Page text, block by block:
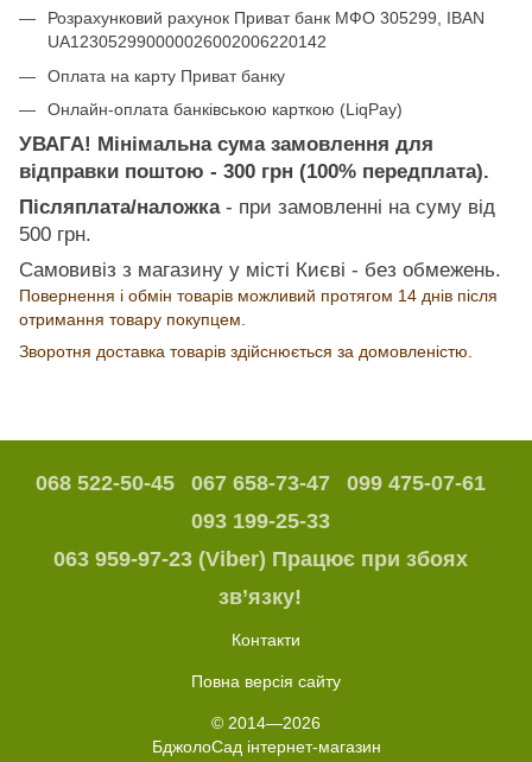
Розрахунковий рахунок Приват банк МФО 305299, IBAN
UA123052990000026002006220142
Оплата на карту Приват банку
Онлайн-оплата банківською карткою (LiqPay)
УВАГА! Мінімальна сума замовлення для
відправки поштою - 300 грн (100% передплата).
Післяплата/наложка- при замовленні на суму від
500 грн.
Самовивіз з магазину у місті Києві - без обмежень.
Повернення і обмін товарів можливий протягом 14 днів після
отримання товару покупцем.
Зворотня доставка товарів здійснюється за домовленістю.
068 522-50-45 067 658-73-47
099 475-07-61
093 199-25-33
063 959-97-23 (Viber) Працює при збоях
зв’язку!
Контакти
Повна версія сайту
© 2014—2026
БджолоСад інтернет-магазин